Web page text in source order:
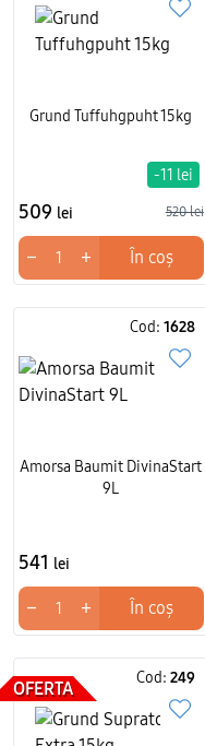
Grund Tuffuhgpuht 15kg
509 lei 520 lei
-11 lei
− + În coș
Cod: 1628
Amorsa Baumit DivinaStart
9L
541 lei
− + În coș
OFERTA
Cod: 249